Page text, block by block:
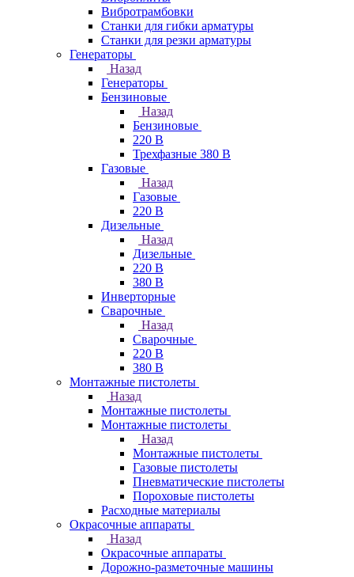
Вибротрамбовки
Станки для гибки арматуры
Станки для резки арматуры
Генераторы
Назад
Генераторы
Бензиновые
Назад
Бензиновые
220 В
Трехфазные 380 В
Газовые
Назад
Газовые
220 В
Дизельные
Назад
Дизельные
220 В
380 В
Инверторные
Сварочные
Назад
Сварочные
220 В
380 В
Монтажные пистолеты
Назад
Монтажные пистолеты
Монтажные пистолеты
Назад
Монтажные пистолеты
Газовые пистолеты
Пневматические пистолеты
Пороховые пистолеты
Расходные материалы
Окрасочные аппараты
Назад
Окрасочные аппараты
Дорожно-разметочные машины